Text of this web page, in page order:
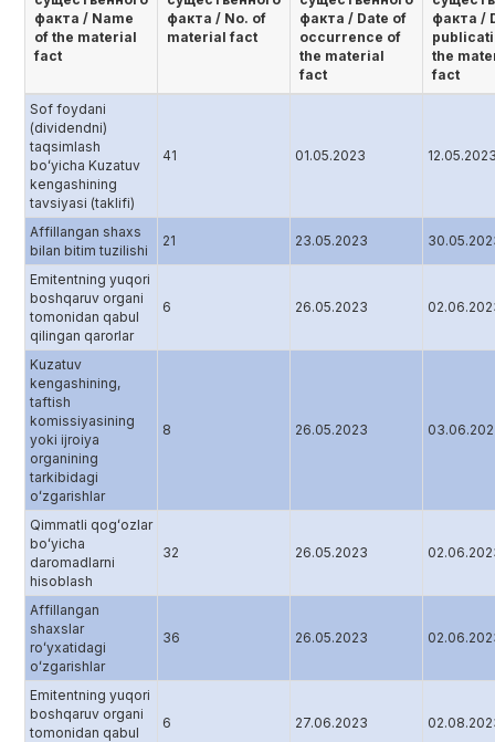
факта / Name
of the material
fact
факта / No. of
material fact
факта / Date of
occurrence of
the material
fact
факта /
the
fact
Sof foydani
(dividendni)
taqsimlash
boʻyicha Kuzatuv
kengashining
tavsiyasi (taklifi)
41 01.05.2023
Affillangan shaxs
bilan bitim tuzilishi
21 23.05.2023
Emitentning yuqori
boshqaruv organi
tomonidan qabul
qilingan qarorlar
6 26.05.2023
Kuzatuv
kengashining,
taftish
komissiyasining
yoki ijroiya
organining
tarkibidagi
oʻzgarishlar
8 26.05.2023
Qimmatli qogʻozlar
boʻyicha
daromadlarni
hisoblash
32 26.05.2023
Affillangan
shaxslar
roʻyxatidagi
oʻzgarishlar
36 26.05.2023
Emitentning yuqori
boshqaruv organi
tomonidan qabul
6 27.06.2023